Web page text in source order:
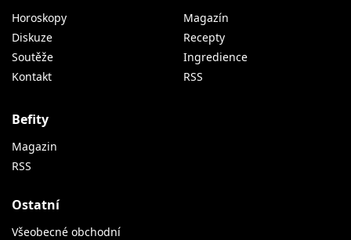
Horoskopy
Diskuze
Soutěže
Kontakt
Magazín
Recepty
Ingredience
RSS
Befity
Magazin
RSS
Ostatní
Všeobecné obchodní